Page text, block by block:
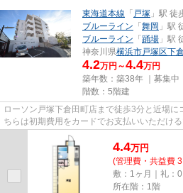
東海道本線 「 戸塚 」駅 徒
ブルーライン 「 舞岡 」駅
ブルーライン 「 踊場 」駅
神奈川県横浜市戸塚区下
4.2万円～4.4万円
築年数：築38年 ｜募集中
階数：5階建
ローソン戸塚下倉田町店まで徒歩3分と近場に
ちらは初期費用をカードでお支払いいただけ
チリなマンションタイプの物件...
4.4万円
(管理費・共益費
敷：1ヶ月｜礼：0
所在階：1階